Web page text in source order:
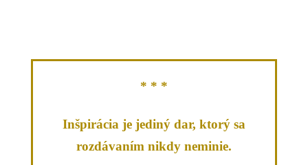
* * *
Inšpirácia je jediný dar, ktorý sa
rozdávaním nikdy neminie.